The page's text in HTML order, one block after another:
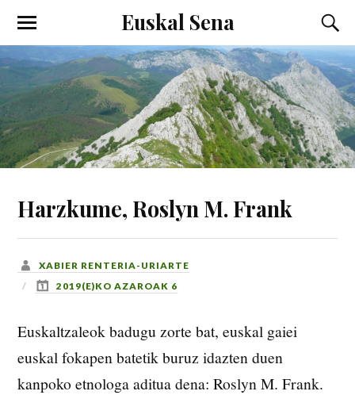
Euskal Sena
Harzkume, Roslyn M. Frank
XABIER RENTERIA-URIARTE
2019(E)KO AZAROAK 6
Euskaltzaleok badugu zorte bat, euskal gaiei
euskal fokapen batetik buruz idazten duen
kanpoko etnologa aditua dena: Roslyn M. Frank.